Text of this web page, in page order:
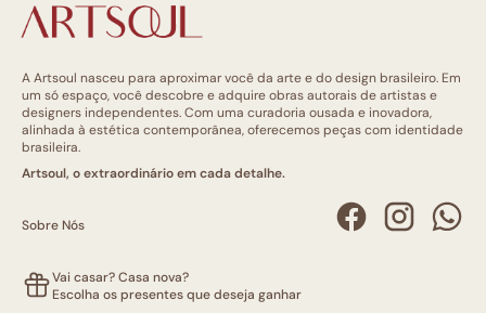
A Artsoul nasceu para aproximar você da arte e do design brasileiro. Em
um só espaço, você descobre e adquire obras autorais de artistas e
designers independentes. Com uma curadoria ousada e inovadora,
alinhada à estética contemporânea, oferecemos peças com identidade
brasileira.
Artsoul, o extraordinário em cada detalhe.
Sobre Nós
Vai casar? Casa nova?
Escolha os presentes que deseja ganhar